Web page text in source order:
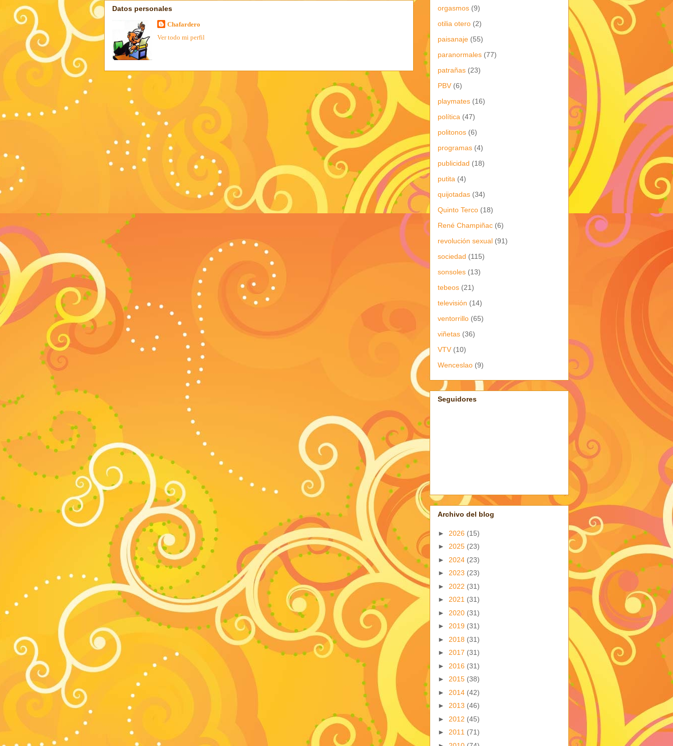
Datos personales
Chafardero
Ver todo mi perfil
orgasmos (9)
otilia otero (2)
paisanaje (55)
paranormales (77)
patrañas (23)
PBV (6)
playmates (16)
política (47)
politonos (6)
programas (4)
publicidad (18)
putita (4)
quijotadas (34)
Quinto Terco (18)
René Champiñac (6)
revolución sexual (91)
sociedad (115)
sonsoles (13)
tebeos (21)
televisión (14)
ventorrillo (65)
viñetas (36)
VTV (10)
Wenceslao (9)
Seguidores
Archivo del blog
► 2026 (15)
► 2025 (23)
► 2024 (23)
► 2023 (23)
► 2022 (31)
► 2021 (31)
► 2020 (31)
► 2019 (31)
► 2018 (31)
► 2017 (31)
► 2016 (31)
► 2015 (38)
► 2014 (42)
► 2013 (46)
► 2012 (45)
► 2011 (71)